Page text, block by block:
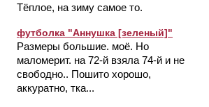
Тёплое, на зиму самое то.
футболка "Аннушка [зеленый]"
Размеры большие. моё. Но
маломерит. на 72-й взяла 74-й и не
свободно.. Пошито хорошо,
аккуратно, тка...